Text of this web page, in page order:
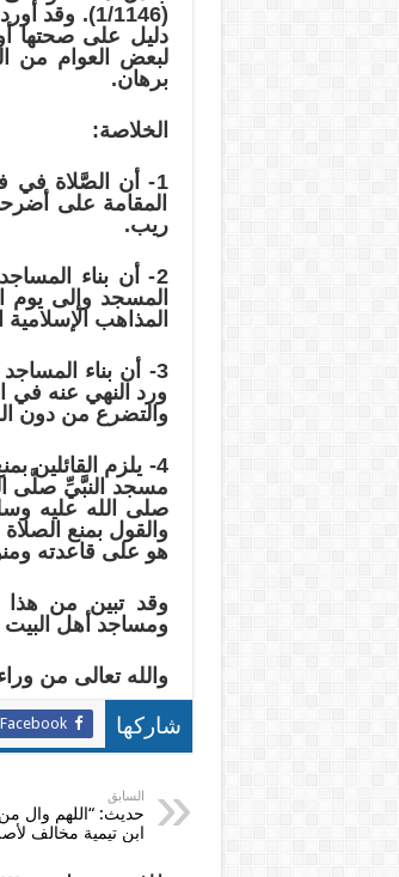
دليل على صحتها
لبعض العوام من
برهان.
الخلاصة:
1- أن الصَّلاة في
المقامة على
ريب.
2- أن بناء
المسجد وإلى يوم
المذاهب الإسلامية
3- أن بناء
ورد النهي عنه في
والتضرع من دون
4- يلزم القائلين
مسجد النبَّيِّ صلَّى
صلى الله عليه
والقول بمنع
هو على قاعدته
وقد تبين من
ومساجد أهل البيت
والله تعالى من
شاركها Facebook
السابق
حديث: “اللهم وال من
ابن تيمية مخالف